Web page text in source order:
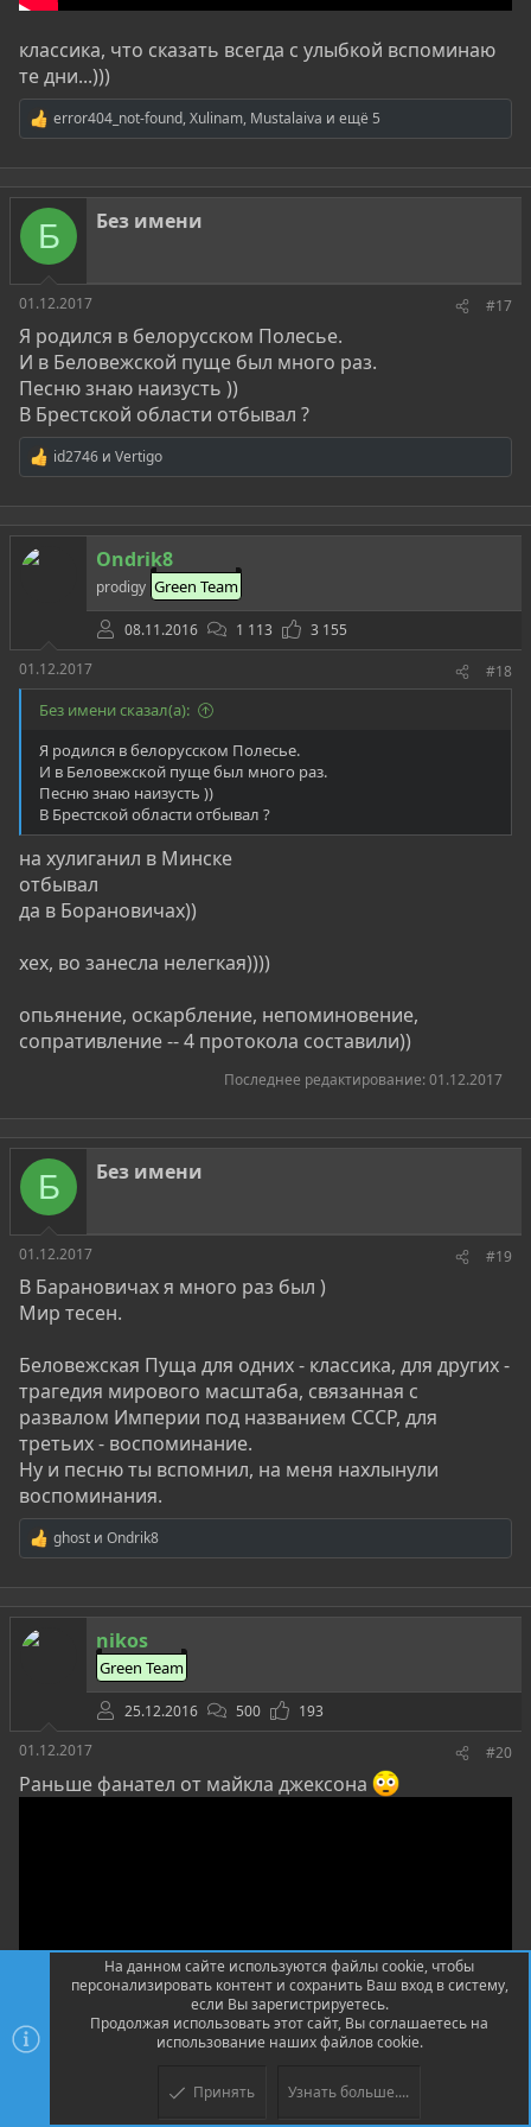
классика, что сказать всегда с улыбкой вспоминаю
те дни...)))
Р
е
а
к
ц
и
:
error404_not-found,Xulinam, Mustalaiva и ещё 5
Б Без имени
01.12.2017 #17
Я родился в белорусском Полесье.
И в Беловежской пуще был много раз.
Песню знаю наизусть ))
В Брестской области отбывал ?
Р
е
а
к
ц
и
id2746 и Vertigo
Ondrik8
prodigy Green Team
08.11.2016 1 113
3 155
01.12.2017
#18
Без имени сказал(а):
Я родился в белорусском Полесье.
И в Беловежской пуще был много раз.
Песню знаю наизусть ))
В Брестской области отбывал ?
на хулиганил в Минске
отбывал
да в Борановичах))
хех, во занесла нелегкая))))
опьянение, оскарбление, непоминовение,
сопративление -- 4 протокола составили))
Последнее редактирование: 01.12.2017
Б Без имени
01.12.2017 #19
В Барановичах я много раз был )
Мир тесен.
Беловежская Пуща для одних - классика, для других -
трагедия мирового масштаба, связанная с
развалом Империи под названием СССР, для
третьих - воспоминание.
Ну и песню ты вспомнил, на меня нахлынули
воспоминания.
Р
е
а
к
ц
и
ghost и Ondrik8
nikos
Green Team
25.12.2016 500
193
01.12.2017
#20
Раньше фанател от майкла джексона
На данном сайте используются файлы cookie, чтобы
персонализировать контент и сохранить Ваш вход в систему,
если Вы зарегистрируетесь.
Продолжая использовать этот сайт, Вы соглашаетесь на
использование наших файлов cookie.
Принять Узнать больше....